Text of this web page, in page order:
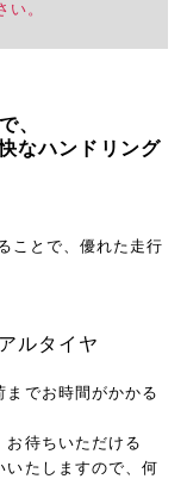
。
、
なハンドリング
ことで、優れた走行
ルタイヤ
でお時間がかかる
お待ちいただける
たしますので、何